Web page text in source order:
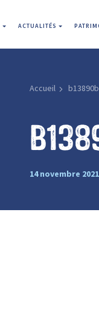
ACTUALITÉS
Accueil
14 novembre 2021